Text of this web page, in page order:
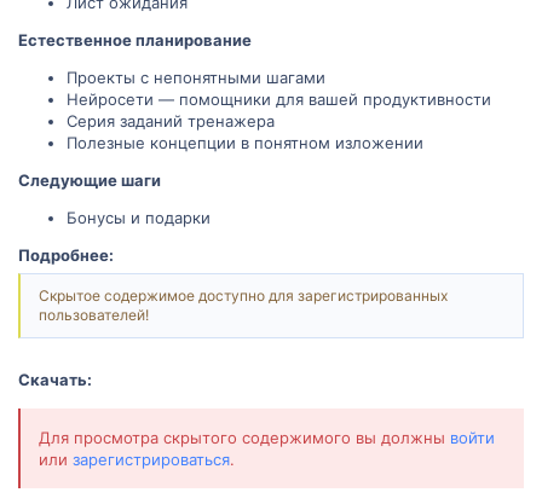
Естественное планирование
Проекты с непонятными шагами
Нейросети — помощники для вашей продуктивности
Серия заданий тренажера
Полезные концепции в понятном изложении
Следующие шаги
Бонусы и подарки
Подробнее:
Скрытое содержимое доступно для зарегистрированных
пользователей!
Скачать:
Для просмотра скрытого содержимого вы должны войти
или зарегистрироваться.